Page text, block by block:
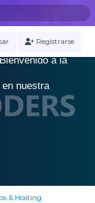
Registrarse
.
Bienvenido a la
nuestra
& Hosting